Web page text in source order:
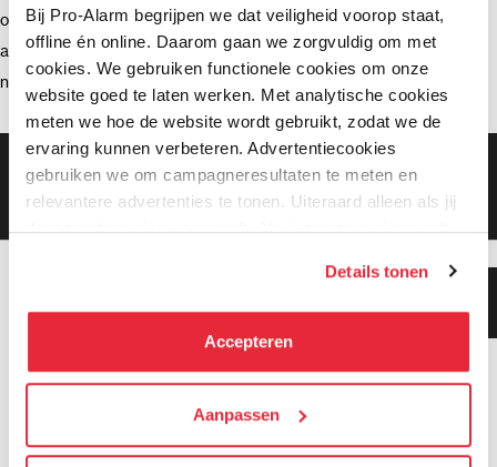
Bij Pro-Alarm begrijpen we dat veiligheid voorop staat,
offline én online. Daarom gaan we zorgvuldig om met
cookies. We gebruiken functionele cookies om onze
website goed te laten werken. Met analytische cookies
meten we hoe de website wordt gebruikt, zodat we de
ervaring kunnen verbeteren. Advertentiecookies
gebruiken we om campagneresultaten te meten en
relevantere advertenties te tonen. Uiteraard alleen als jij
daar toestemming voor geeft. Als je toestemming geeft,
kunnen deze gegevens combineren met informatie die zij
hebben verzameld via het gebruik van hun diensten. Je
kunt alle cookies accepteren, alleen noodzakelijke
We werken samen met21 derden
die uw gegevens
kunnen ontvangen en verwerken.
Details tonen
Accepteren
Aanpassen
opnemen (2)
advies (2)
netwerkrecorder (2)
Gratis bezorging vanaf €99,-
Gratis retourneren binnen 90 dagen*
Klanten geven ons een 9.3 gemiddeld
gemiddeld!